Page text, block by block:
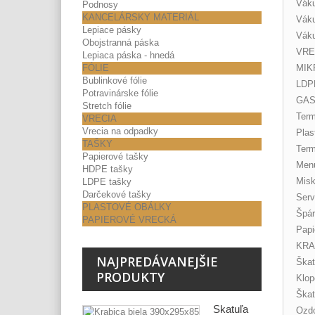
Podnosy
KANCELÁRSKY MATERIÁL
Lepiace pásky
Obojstranná páska
Lepiaca páska - hnedá
FÓLIE
Bublinkové fólie
Potravinárske fólie
Stretch fólie
VRECIA
Vrecia na odpadky
TAŠKY
Papierové tašky
HDPE tašky
LDPE tašky
Darčekové tašky
PLASTOVÉ OBÁLKY
PAPIEROVÉ VRECKÁ
NAJPREDÁVANEJŠIE
PRODUKTY
Škatuľa